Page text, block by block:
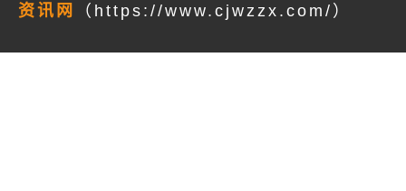
资讯网 （https://www.cjwzzx.com/）